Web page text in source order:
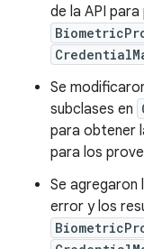
de la API
Se
subclases en
para obtener
para los
Se
error y los